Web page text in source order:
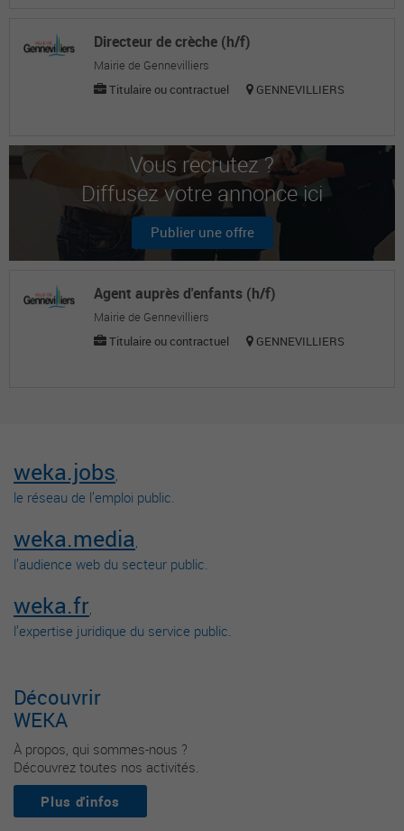
Directeur de crèche (h/f)
Mairie de Gennevilliers
Titulaire ou contractuel
GENNEVILLIERS
Vous recrutez ?
Diffusez votre annonce ici
Publier une offre
Agent auprès d'enfants (h/f)
Mairie de Gennevilliers
Titulaire ou contractuel
GENNEVILLIERS
weka.jobs,
le réseau de l’emploi public.
weka.media,
l’audience web du secteur public.
weka.fr,
l’expertise juridique du service public.
Découvrir
WEKA
À propos, qui sommes-nous ?
Découvrez toutes nos activités.
Plus d'infos